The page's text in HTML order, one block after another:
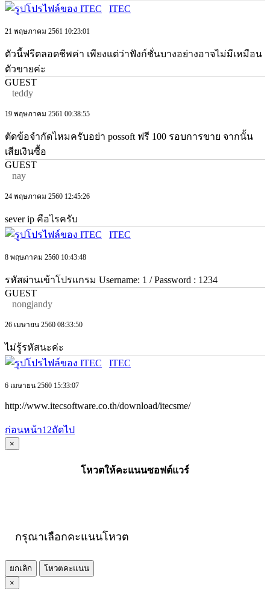
ITEC
21 พฤษภาคม 2561 10:23:01
ตัวนี้ฟรีตลอดชีพค่า เพียงแต่ว่าฟังก์ชั่นบางอย่างอาจไม่มีเหมือน
ตัวขายค่ะ
GUEST
teddy
19 พฤษภาคม 2561 00:38:55
ตัดข้อจำกัดไหมครับอย่า possoft ฟรี 100 รอบการขาย จากนั้น
เสียเงินซื้อ
GUEST
nay
24 พฤษภาคม 2560 12:45:26
sever ip คือไรครับ
ITEC
8 พฤษภาคม 2560 10:43:48
รหัสผ่านเข้าโปรแกรม Username: 1 / Password : 1234
GUEST
nongjandy
26 เมษายน 2560 08:33:50
ไม่รู้รหัสนะค่ะ
ITEC
6 เมษายน 2560 15:33:07
http://www.itecsoftware.co.th/download/itecsme/
ก่อนหน้า1 2ถัดไป
×
โหวตให้คะแนนซอฟต์แวร์
กรุณาเลือกคะแนนโหวต
ยกเลิก
โหวตคะแนน
×